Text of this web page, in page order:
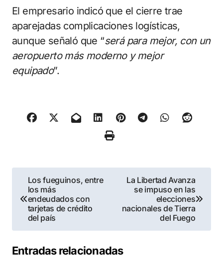
El empresario indicó que el cierre trae
aparejadas complicaciones logísticas,
aunque señaló que “será para mejor, con un
aeropuerto más moderno y mejor
equipado”.
Navegación
de
entradas
Los fueguinos, entre
los más
endeudados con
tarjetas de crédito
del país
La Libertad Avanza
se impuso en las
elecciones
nacionales de Tierra
del Fuego
Entradas relacionadas